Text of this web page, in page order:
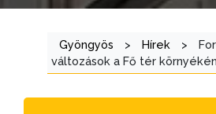
ÜGYINTÉZÉS
Gyöngyös > Hírek >
változások a Fő tér környékén